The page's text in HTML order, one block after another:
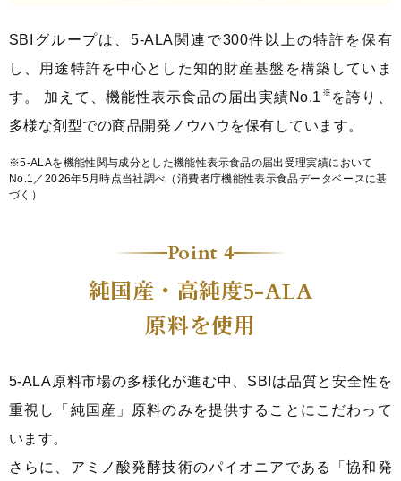
SBIグループは、5-ALA関連で300件以上の特許を保有
し、
用途特許を中心とした知的財産基盤を構築していま
す。 加えて、機能性表示食品の届出実績No.1 ※ を誇り、
多様な剤型での商品開発ノウハウを保有しています。
※5-ALAを機能性関与成分とした機能性表示食品の届出受理実績において
No.1／2026年5月時点当社調べ（消費者庁機能性表示食品データベースに基
づく）
Point 4
純国産・高純度5-ALA
原料を使用
5-ALA原料市場の多様化が進む中、SBIは品質と安全性を
重視し「純国産」原料のみを提供することにこだわって
います。
さらに、アミノ酸発酵技術のパイオニアである「協和発